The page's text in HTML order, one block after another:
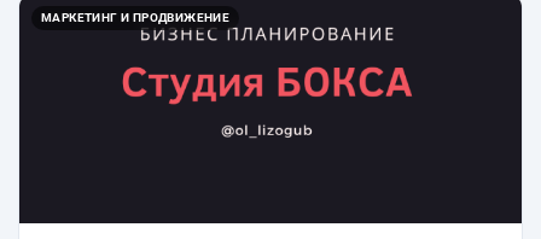
МАРКЕТИНГ И ПРОДВИЖЕНИЕ